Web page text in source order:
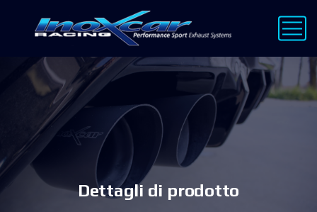
Dettagli di prodotto